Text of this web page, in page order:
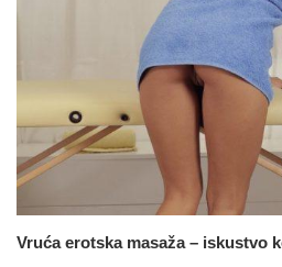
Vruća erotska masaža – iskustvo